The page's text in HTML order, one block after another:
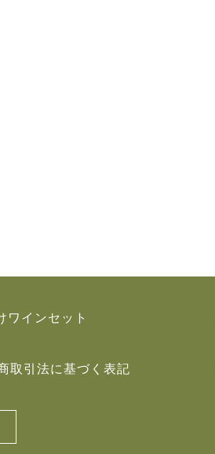
ワインセット
取引法に基づく表記